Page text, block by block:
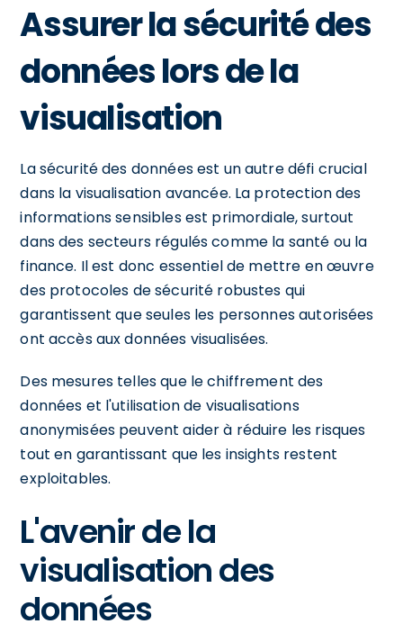
Assurer la sécurité des
données lors de la
visualisation
La sécurité des données est un autre défi crucial
dans la visualisation avancée. La protection des
informations sensibles est primordiale, surtout
dans des secteurs régulés comme la santé ou la
finance. Il est donc essentiel de mettre en œuvre
des protocoles de sécurité robustes qui
garantissent que seules les personnes autorisées
ont accès aux données visualisées.
Des mesures telles que le chiffrement des
données et l'utilisation de visualisations
anonymisées peuvent aider à réduire les risques
tout en garantissant que les insights restent
exploitables.
L'avenir de la
visualisation des
données